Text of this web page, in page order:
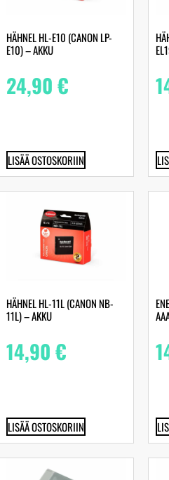
HÄHNEL HL-E10 (CANON LP-
E10) – AKKU
24,90€
LISÄÄ OSTOSKORIIN
HÄHNEL HL-11L (CANON NB-
11L) – AKKU
14,90€
LISÄÄ OSTOSKORIIN